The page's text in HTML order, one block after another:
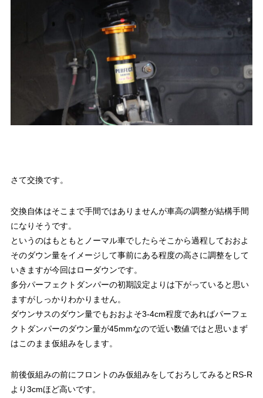
さて交換です。
交換自体はそこまで手間ではありませんが車高の調整が結構手間
になりそうです。
というのはもともとノーマル車でしたらそこから過程しておおよ
そのダウン量をイメージして事前にある程度の高さに調整をして
いきますが今回はローダウンです。
多分パーフェクトダンパーの初期設定よりは下がっていると思い
ますがしっかりわかりません。
ダウンサスのダウン量でもおおよそ3-4cm程度であればパーフェ
クトダンパーのダウン量が45mmなので近い数値ではと思いまず
はこのまま仮組みをします。
前後仮組みの前にフロントのみ仮組みをしておろしてみるとRS-R
より3cmほど高いです。